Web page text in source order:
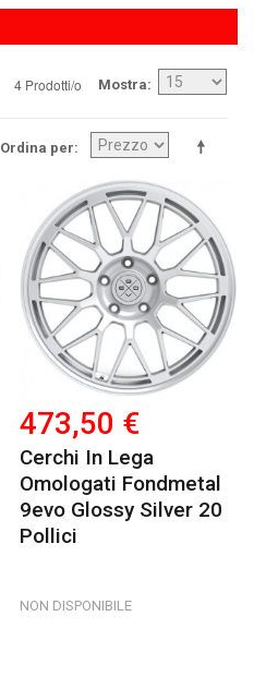
4 Prodotti/o Mostra
Ordina per
473,50 €
Cerchi In Lega
Omologati Fondmetal
9evo Glossy Silver 20
Pollici
NON DISPONIBILE